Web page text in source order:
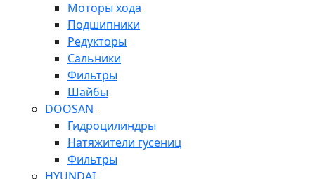
Моторы хода
Подшипники
Редукторы
Сальники
Фильтры
Шайбы
DOOSAN
Гидроцилиндры
Натяжители гусениц
Фильтры